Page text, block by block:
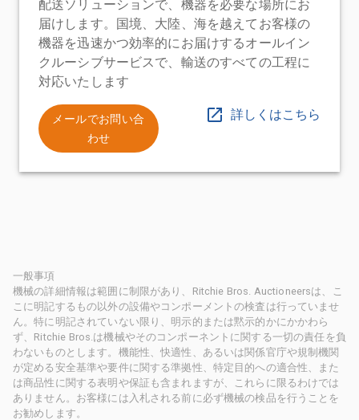
配送ソリューションで、機器を必要な場所にお
届けします。国境、大陸、海を越えてお客様の
機器を迅速かつ効率的にお届けするオールイン
クルーシブサービスで、輸送のすべての工程に
対応いたします
メールでお問い合
わせ
詳しくはこちら
一般事項
機械の詳細情報は範囲に制限があり、Ritchie Bros. Auctioneersは、こ
こに明記するもの以外の設備やコンポーメントの検査は行っていませ
ん。特に明記されていない限り、明示的または黙示的かにかかわら
ず、Ritchie Bros.は機械やそのコンポーネントに関する一切の責任を負
わないものとします。機能性、快適性、あるいは関係官庁や規制機関
が定める安全基準や要件に関する準拠性、特定目的への適合性、また
は商品性に関する表明や保証も含まれますが、これらに限るわけでは
ありません。お客様には入札される前に必ず機械の検品を行うことを
お勧めします。